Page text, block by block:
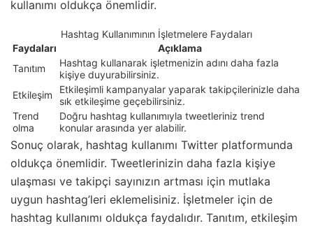
kullanımı oldukça önemlidir.
Hashtag Kullanımının İşletmelere Faydaları
Faydaları
Açıklama
Tanıtım
Hashtag kullanarak işletmenizin adını daha fazla
kişiye duyurabilirsiniz.
Etkileşim
Etkileşimli kampanyalar yaparak takipçilerinizle daha
sık etkileşime geçebilirsiniz.
Trend
olma
Doğru hashtag kullanımıyla tweetleriniz trend
konular arasında yer alabilir.
Sonuç olarak, hashtag kullanımı Twitter platformunda
oldukça önemlidir. Tweetlerinizin daha fazla kişiye
ulaşması ve takipçi sayınızın artması için mutlaka
uygun hashtag’leri eklemelisiniz. İşletmeler için de
hashtag kullanımı oldukça faydalıdır. Tanıtım, etkileşim